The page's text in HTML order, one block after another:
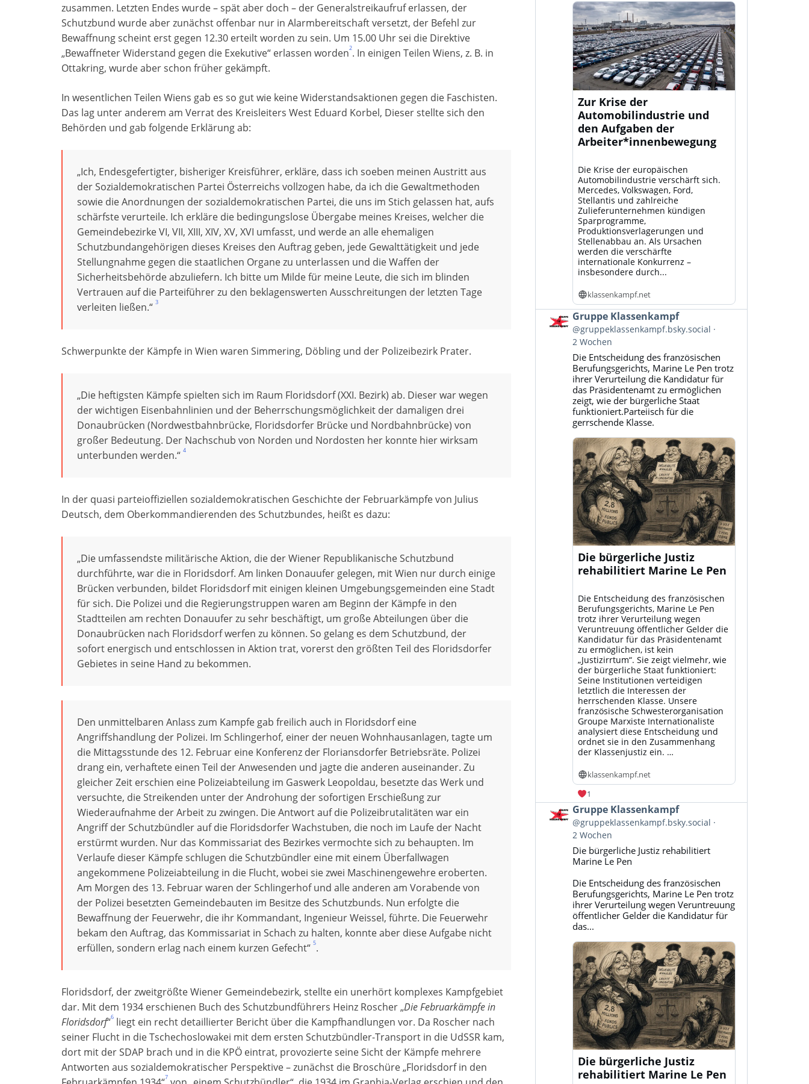
zusammen. Letzten Endes wurde – spät aber doch – der Generalstreikaufruf erlassen, der
Schutzbund wurde aber zunächst offenbar nur in Alarmbereitschaft versetzt, der Befehl zur
Bewaffnung scheint erst gegen 12.30 erteilt worden zu sein. Um 15.00 Uhr sei die Direktive
„Bewaffneter Widerstand gegen die Exekutive“ erlassen worden2. In einigen Teilen Wiens, z. B. in
Ottakring, wurde aber schon früher gekämpft.
In wesentlichen Teilen Wiens gab es so gut wie keine Widerstandsaktionen gegen die Faschisten.
Das lag unter anderem am Verrat des Kreisleiters West Eduard Korbel, Dieser stellte sich den
Behörden und gab folgende Erklärung ab:
„Ich, Endesgefertigter, bisheriger Kreisführer, erkläre, dass ich soeben meinen Austritt aus
der Sozialdemokratischen Partei Österreichs vollzogen habe, da ich die Gewaltmethoden
sowie die Anordnungen der sozialdemokratischen Partei, die uns im Stich gelassen hat, aufs
schärfste verurteile. Ich erkläre die bedingungslose Übergabe meines Kreises, welcher die
Gemeindebezirke VI, VII, XIII, XIV, XV, XVI umfasst, und werde an alle ehemaligen
Schutzbundangehörigen dieses Kreises den Auftrag geben, jede Gewalttätigkeit und jede
Stellungnahme gegen die staatlichen Organe zu unterlassen und die Waffen der
Sicherheitsbehörde abzuliefern. Ich bitte um Milde für meine Leute, die sich im blinden
Vertrauen auf die Parteiführer zu den beklagenswerten Ausschreitungen der letzten Tage
verleiten ließen.“ 3
Schwerpunkte der Kämpfe in Wien waren Simmering, Döbling und der Polizeibezirk Prater.
„Die heftigsten Kämpfe spielten sich im Raum Floridsdorf (XXI. Bezirk) ab. Dieser war wegen
der wichtigen Eisenbahnlinien und der Beherrschungsmöglichkeit der damaligen drei
Donaubrücken (Nordwestbahnbrücke, Floridsdorfer Brücke und Nordbahnbrücke) von
großer Bedeutung. Der Nachschub von Norden und Nordosten her konnte hier wirksam
unterbunden werden.“ 4
In der quasi parteioffiziellen sozialdemokratischen Geschichte der Februarkämpfe von Julius
Deutsch, dem Oberkommandierenden des Schutzbundes, heißt es dazu:
„Die umfassendste militärische Aktion, die der Wiener Republikanische Schutzbund
durchführte, war die in Floridsdorf. Am linken Donauufer gelegen, mit Wien nur durch einige
Brücken verbunden, bildet Floridsdorf mit einigen kleinen Umgebungsgemeinden eine Stadt
für sich. Die Polizei und die Regierungstruppen waren am Beginn der Kämpfe in den
Stadtteilen am rechten Donauufer zu sehr beschäftigt, um große Abteilungen über die
Donaubrücken nach Floridsdorf werfen zu können. So gelang es dem Schutzbund, der
sofort energisch und entschlossen in Aktion trat, vorerst den größten Teil des Floridsdorfer
Gebietes in seine Hand zu bekommen.
Den unmittelbaren Anlass zum Kampfe gab freilich auch in Floridsdorf eine
Angriffshandlung der Polizei. Im Schlingerhof, einer der neuen Wohnhausanlagen, tagte um
die Mittagsstunde des 12. Februar eine Konferenz der Floriansdorfer Betriebsräte. Polizei
drang ein, verhaftete einen Teil der Anwesenden und jagte die anderen auseinander. Zu
gleicher Zeit erschien eine Polizeiabteilung im Gaswerk Leopoldau, besetzte das Werk und
versuchte, die Streikenden unter der Androhung der sofortigen Erschießung zur
Wiederaufnahme der Arbeit zu zwingen. Die Antwort auf die Polizeibrutalitäten war ein
Angriff der Schutzbündler auf die Floridsdorfer Wachstuben, die noch im Laufe der Nacht
erstürmt wurden. Nur das Kommissariat des Bezirkes vermochte sich zu behaupten. Im
Verlaufe dieser Kämpfe schlugen die Schutzbündler eine mit einem Überfallwagen
angekommene Polizeiabteilung in die Flucht, wobei sie zwei Maschinengewehre eroberten.
Am Morgen des 13. Februar waren der Schlingerhof und alle anderen am Vorabende von
der Polizei besetzten Gemeindebauten im Besitze des Schutzbunds. Nun erfolgte die
Bewaffnung der Feuerwehr, die ihr Kommandant, Ingenieur Weissel, führte. Die Feuerwehr
bekam den Auftrag, das Kommissariat in Schach zu halten, konnte aber diese Aufgabe nicht
erfüllen, sondern erlag nach einem kurzen Gefecht“ 5.
Floridsdorf, der zweitgrößte Wiener Gemeindebezirk, stellte ein unerhört komplexes Kampfgebiet
dar. Mit dem 1934 erschienen Buch des Schutzbundführers Heinz Roscher „Die Februarkämpfe in
Floridsdorf“6 liegt ein recht detaillierter Bericht über die Kampfhandlungen vor. Da Roscher nach
seiner Flucht in die Tschechoslowakei mit dem ersten Schutzbündler-Transport in die UdSSR kam,
dort mit der SDAP brach und in die KPÖ eintrat, provozierte seine Sicht der Kämpfe mehrere
Antworten aus sozialdemokratischer Perspektive – zunächst die Broschüre „Floridsdorf in den
7
Zur Krise der
Automobilindustrie und
den Aufgaben der
Arbeiter*innenbewegung
Die Krise der europäischen
Automobilindustrie verschärft sich.
Mercedes, Volkswagen, Ford,
Stellantis und zahlreiche
Zulieferunternehmen kündigen
Sparprogramme,
Produktionsverlagerungen und
Stellenabbau an. Als Ursachen
werden die verschärfte
internationale Konkurrenz –
insbesondere durch...
klassenkampf.net
Beitrag
von
Gruppe
Klassenkampf
Bluesky
ansehen
Gruppe Klassenkampf
@gruppeklassenkampf.bsky.social
2 Wochen
Die Entscheidung des französischen
Berufungsgerichts, Marine Le Pen trotz
ihrer Verurteilung die Kandidatur für
das Präsidentenamt zu ermöglichen
zeigt, wie der bürgerliche Staat
funktioniert.Parteiisch für die
gerrschende Klasse.
Die bürgerliche Justiz
rehabilitiert Marine Le Pen
Die Entscheidung des französischen
Berufungsgerichts, Marine Le Pen
trotz ihrer Verurteilung wegen
Veruntreuung öffentlicher Gelder die
Kandidatur für das Präsidentenamt
zu ermöglichen, ist kein
„Justizirrtum“. Sie zeigt vielmehr, wie
der bürgerliche Staat funktioniert:
Seine Institutionen verteidigen
letztlich die Interessen der
herrschenden Klasse. Unsere
französische Schwesterorganisation
Groupe Marxiste Internationaliste
analysiert diese Entscheidung und
ordnet sie in den Zusammenhang
der Klassenjustiz ein. …
klassenkampf.net
1
Beitrag
von
Gruppe
Klassenkampf
Bluesky
ansehen
Gruppe Klassenkampf
@gruppeklassenkampf.bsky.social
2 Wochen
Die bürgerliche Justiz rehabilitiert
Marine Le Pen
Die Entscheidung des französischen
Berufungsgerichts, Marine Le Pen trotz
ihrer Verurteilung wegen Veruntreuung
öffentlicher Gelder die Kandidatur für
das...
Die bürgerliche Justiz
rehabilitiert Marine Le Pen